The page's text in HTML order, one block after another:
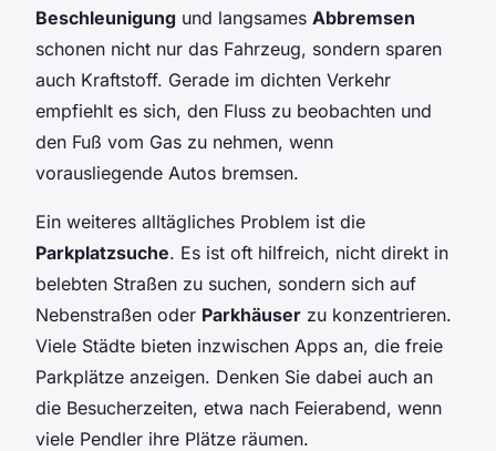
Beschleunigung und langsames Abbremsen
schonen nicht nur das Fahrzeug, sondern sparen
auch Kraftstoff. Gerade im dichten Verkehr
empfiehlt es sich, den Fluss zu beobachten und
den Fuß vom Gas zu nehmen, wenn
vorausliegende Autos bremsen.
Ein weiteres alltägliches Problem ist die
Parkplatzsuche. Es ist oft hilfreich, nicht direkt in
belebten Straßen zu suchen, sondern sich auf
Nebenstraßen oder Parkhäuser zu konzentrieren.
Viele Städte bieten inzwischen Apps an, die freie
Parkplätze anzeigen. Denken Sie dabei auch an
die Besucherzeiten, etwa nach Feierabend, wenn
viele Pendler ihre Plätze räumen.